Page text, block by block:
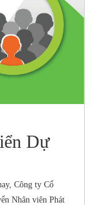
Dự
Công ty Cổ
Nhân viên Phát